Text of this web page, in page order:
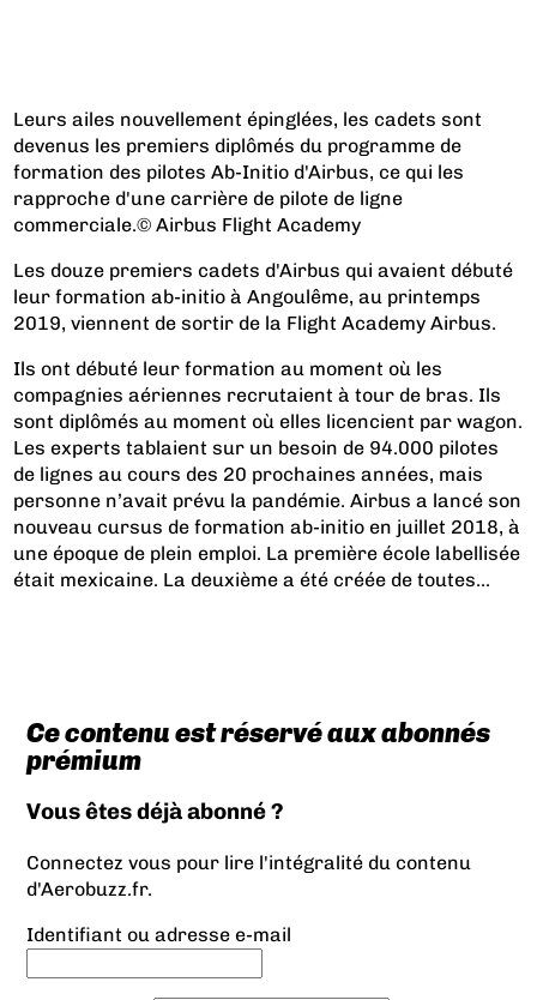
Leurs ailes nouvellement épinglées, les cadets sont
devenus les premiers diplômés du programme de
formation des pilotes Ab-Initio d'Airbus, ce qui les
rapproche d'une carrière de pilote de ligne
commerciale.© Airbus Flight Academy
Les douze premiers cadets d'Airbus qui avaient débuté
leur formation ab-initio à Angoulême, au printemps
2019, viennent de sortir de la Flight Academy Airbus.
Ils ont débuté leur formation au moment où les
compagnies aériennes recrutaient à tour de bras. Ils
sont diplômés au moment où elles licencient par wagon.
Les experts tablaient sur un besoin de 94.000 pilotes
de lignes au cours des 20 prochaines années, mais
personne n’avait prévu la pandémie. Airbus a lancé son
nouveau cursus de formation ab-initio en juillet 2018, à
une époque de plein emploi. La première école labellisée
était mexicaine. La deuxième a été créée de toutes...
Ce contenu est réservé aux abonnés
prémium
Vous êtes déjà abonné ?
Connectez vous pour lire l'intégralité du contenu
d'Aerobuzz.fr.
Identifiant ou adresse e-mail